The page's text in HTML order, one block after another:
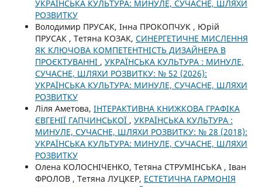
УКРАЇНСЬКА КУЛЬТУРА: МИНУЛЕ, СУЧАСНЕ, ШЛЯХИ
РОЗВИТКУ
Володимир ПРУСАК, Інна ПРОКОПЧУК , Юрій
ПРУСАК , Тетяна КОЗАК, СИНЕРГЕТИЧНЕ МИСЛЕННЯ
ЯК КЛЮЧОВА КОМПЕТЕНТНІСТЬ ДИЗАЙНЕРА В
ПРОЄКТУВАННІ , УКРАЇНСЬКА КУЛЬТУРА : МИНУЛЕ,
СУЧАСНЕ, ШЛЯХИ РОЗВИТКУ: № 52 (2026):
УКРАЇНСЬКА КУЛЬТУРА: МИНУЛЕ, СУЧАСНЕ, ШЛЯХИ
РОЗВИТКУ
Ліля Аметова, ІНТЕРАКТИВНА КНИЖКОВА ГРАФІКА
ЄВГЕНІЇ ГАПЧИНСЬКОЇ , УКРАЇНСЬКА КУЛЬТУРА :
МИНУЛЕ, СУЧАСНЕ, ШЛЯХИ РОЗВИТКУ: № 28 (2018):
УКРАЇНСЬКА КУЛЬТУРА: МИНУЛЕ, СУЧАСНЕ, ШЛЯХИ
РОЗВИТКУ
Олена КОЛОСНІЧЕНКО, Тетяна СТРУМІНСЬКА , Іван
ФРОЛОВ , Тетяна ЛУЦКЕР, ЕСТЕТИЧНА ГАРМОНІЯ